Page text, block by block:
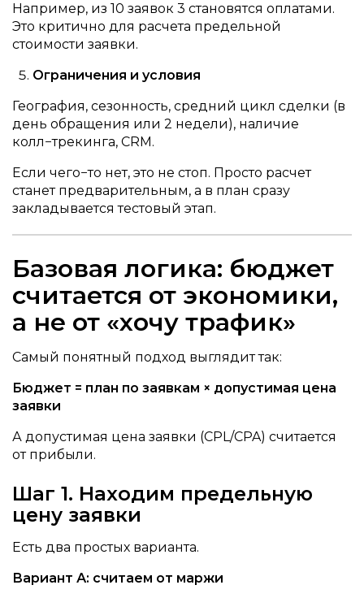
Например, из 10 заявок 3 становятся оплатами.
Это критично для расчета предельной
стоимости заявки.
Ограничения и условия
География, сезонность, средний цикл сделки (в
день обращения или 2 недели), наличие
колл−трекинга, CRM.
Если чего−то нет, это не стоп. Просто расчет
станет предварительным, а в план сразу
закладывается тестовый этап.
Базовая логика: бюджет
считается от экономики,
а не от «хочу трафик»
Самый понятный подход выглядит так:
Бюджет = план по заявкам × допустимая цена
заявки
А допустимая цена заявки (CPL/CPA) считается
от прибыли.
Шаг 1. Находим предельную
цену заявки
Есть два простых варианта.
Вариант А: считаем от маржи